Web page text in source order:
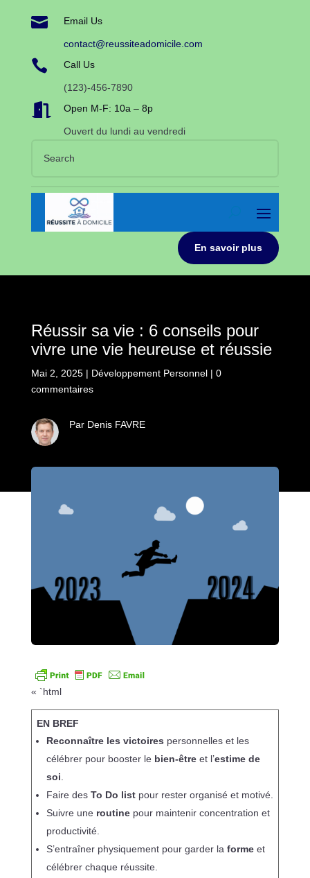
 Email Us
contact@reussiteadomicile.com
 Call Us
(123)-456-7890
 Open M-F: 10a – 8p
Ouvert du lundi au vendredi
En savoir plus
Réussir sa vie : 6 conseils pour
vivre une vie heureuse et réussie
Mai 2, 2025| Développement Personnel| 0
commentaires
Par Denis FAVRE
« `html
EN BREF
Reconnaître les victoires personnelles et les
célébrer pour booster le bien-êtreet l’estime de
soi
Faire des To Do listpour rester organisé et motivé.
Suivre une routinepour maintenir concentration et
productivité.
S’entraîner physiquement pour garder la formeet
célébrer chaque réussite.